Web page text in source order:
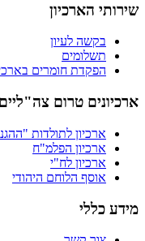
שירותי הארכיון
בקשה לעיון
תשלומים
הפקדת חומרים
ארכיונים טרום צה"ליים
ארכיון לתולדות
ארכיון הפלמ"ח
ארכיון לח"י
אוסף הלוחם היהודי
מידע כללי